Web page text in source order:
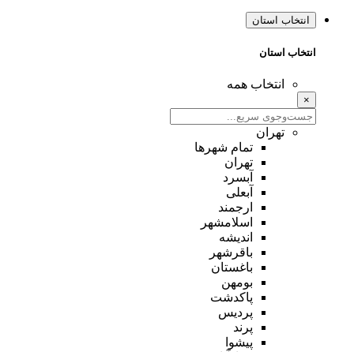
انتخاب استان
انتخاب استان
انتخاب همه
×
تهران
تمام شهر‌ها
تهران
آبسرد
آبعلی
ارجمند
اسلامشهر
اندیشه
باقرشهر
باغستان
بومهن
پاکدشت
پردیس
پرند
پیشوا